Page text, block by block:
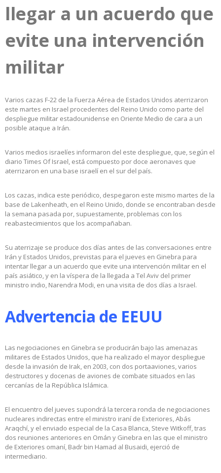
llegar a un acuerdo que
evite una intervención
militar
Varios cazas F-22 de la Fuerza Aérea de Estados Unidos aterrizaron
este martes en Israel procedentes del Reino Unido como parte del
despliegue militar estadounidense en Oriente Medio de cara a un
posible ataque a Irán.
Varios medios israelíes informaron del este despliegue, que, según el
diario Times Of Israel, está compuesto por doce aeronaves que
aterrizaron en una base israelí en el sur del país.
Los cazas, indica este periódico, despegaron este mismo martes de la
base de Lakenheath, en el Reino Unido, donde se encontraban desde
la semana pasada por, supuestamente, problemas con los
reabastecimientos que los acompañaban.
Su aterrizaje se produce dos días antes de las conversaciones entre
Irán y Estados Unidos, previstas para el jueves en Ginebra para
intentar llegar a un acuerdo que evite una intervención militar en el
país asiático, y en la víspera de la llegada a Tel Aviv del primer
ministro indio, Narendra Modi, en una visita de dos días a Israel.
Advertencia de EEUU
Las negociaciones en Ginebra se producirán bajo las amenazas
militares de Estados Unidos, que ha realizado el mayor despliegue
desde la invasión de Irak, en 2003, con dos portaaviones, varios
destructores y docenas de aviones de combate situados en las
cercanías de la República Islámica.
El encuentro del jueves supondrá la tercera ronda de negociaciones
nucleares indirectas entre el ministro iraní de Exteriores, Abás
Araqchí, y el enviado especial de la Casa Blanca, Steve Witkoff, tras
dos reuniones anteriores en Omán y Ginebra en las que el ministro
de Exteriores omaní, Badr bin Hamad al Busaidi, ejerció de
intermediario.